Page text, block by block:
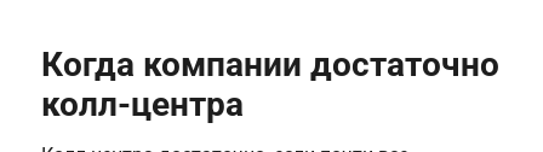
Когда компании достаточно
колл-центра